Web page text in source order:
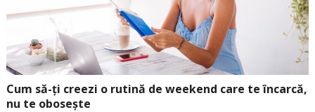
Cum să-ți creezi o rutină de weekend care te încarcă,
nu te obosește